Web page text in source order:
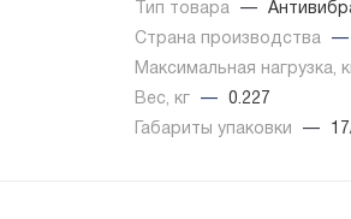
Тип товара
—
Страна производства
—
Максимальная нагрузка,
Вес, кг
—
0.227
Габариты упаковки
—